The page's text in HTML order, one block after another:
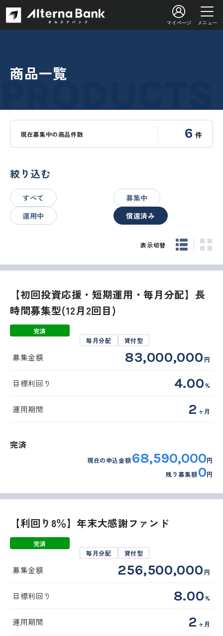
マイページ メニュー
商品一覧
現在募集中の商品件数 6 件
絞り込む
すべて
募集中
運用中
償還済み
表示切替
完済
【初回投資応援・短期運用・毎月分配】長
時間募集型(12月2回目)
毎月分配 貸付型
募集金額 83,000,000 円
目標利回り 4.00%
運用期間 2 ヶ月
完済
現在の申込金額68,590,000円
残り募集額0円
完済
【利回り8％】年末大感謝ファンド
毎月分配 貸付型
募集金額 256,500,000 円
目標利回り 8.00%
運用期間 2 ヶ月